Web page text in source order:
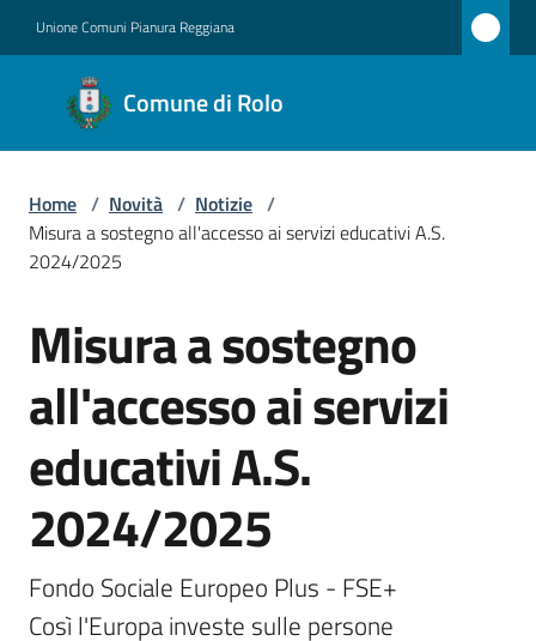
Unione Comuni Pianura Reggiana
Comune di Rolo
Comune
di Rolo
Amministrazione
Servizi
Vivere
Tutti
gli
Home / Novità / Notizie /
Misura a sostegno all'accesso ai servizi educativi A.S.
2024/2025
Salta al contenuto
Misura a sostegno
all'accesso ai servizi
educativi A.S.
2024/2025
Fondo Sociale Europeo Plus - FSE+